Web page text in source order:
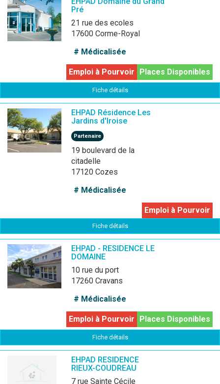
Pré
21 rue des ecoles
17600 Corme-Royal
# Médicalisée
Places Disponibles
Emploi à Pourvoir
Fiche détails
EHPAD Résidence Les
Jardins d'Iroise
Partenaire
19 boulevard de la
citadelle
17120 Cozes
# Médicalisée
Emploi à Pourvoir
Fiche détails
EHPAD - RESIDENCE LE
DOMAINE
10 rue du port
17260 Cravans
# Médicalisée
Places Disponibles
Emploi à Pourvoir
Fiche détails
EHPAD RESIDENCE
RIEUX-COUDREAU
7 rue Sainte Cécile